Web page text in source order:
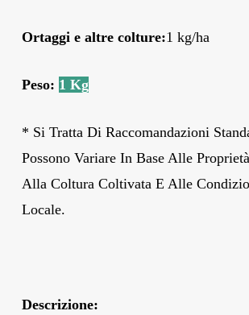
Ortaggi e altre colture:1 kg/ha
Peso: 1 Kg
* Si Tratta Di Raccomandazioni
Possono Variare In Base Alle
Alla Coltura Coltivata E Alle
Locale.
Descrizione: